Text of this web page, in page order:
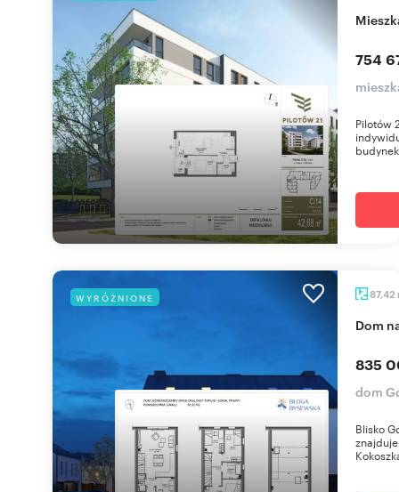
754
Pilotów
WYRÓŻNIONE 87,42
dom
835
dom
Blisko